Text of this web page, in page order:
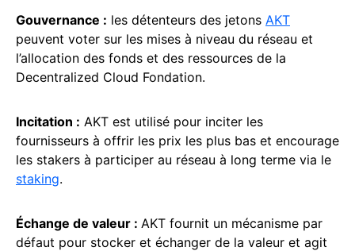
Gouvernance : les détenteurs des jetons AKT
peuvent voter sur les mises à niveau du réseau et
l’allocation des fonds et des ressources de la
Decentralized Cloud Fondation.
Incitation : AKT est utilisé pour inciter les
fournisseurs à offrir les prix les plus bas et encourage
les stakers à participer au réseau à long terme via le
staking.
Échange de valeur : AKT fournit un mécanisme par
défaut pour stocker et échanger de la valeur et agit